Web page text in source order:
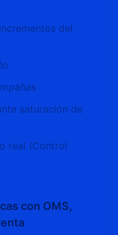
del
saturación de
real (Control
con OMS,